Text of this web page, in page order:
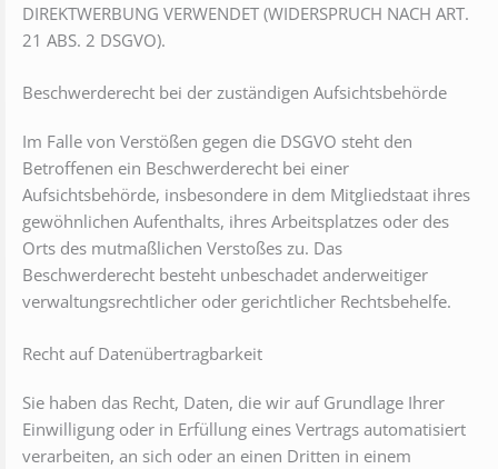
DIREKTWERBUNG VERWENDET (WIDERSPRUCH NACH ART.
21 ABS. 2 DSGVO).
Beschwerde­recht bei der zuständigen Aufsichts­behörde
Im Falle von Verstößen gegen die DSGVO steht den
Betroffenen ein Beschwerderecht bei einer
Aufsichtsbehörde, insbesondere in dem Mitgliedstaat ihres
gewöhnlichen Aufenthalts, ihres Arbeitsplatzes oder des
Orts des mutmaßlichen Verstoßes zu. Das
Beschwerderecht besteht unbeschadet anderweitiger
verwaltungsrechtlicher oder gerichtlicher Rechtsbehelfe.
Recht auf Daten­übertrag­barkeit
Sie haben das Recht, Daten, die wir auf Grundlage Ihrer
Einwilligung oder in Erfüllung eines Vertrags automatisiert
verarbeiten, an sich oder an einen Dritten in einem